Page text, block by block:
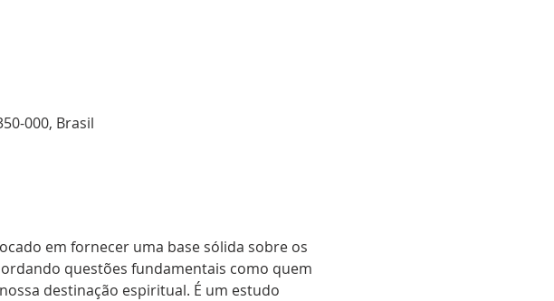
000, Brasil
em fornecer uma base sólida sobre os
questões fundamentais como quem
destinação espiritual. É um estudo